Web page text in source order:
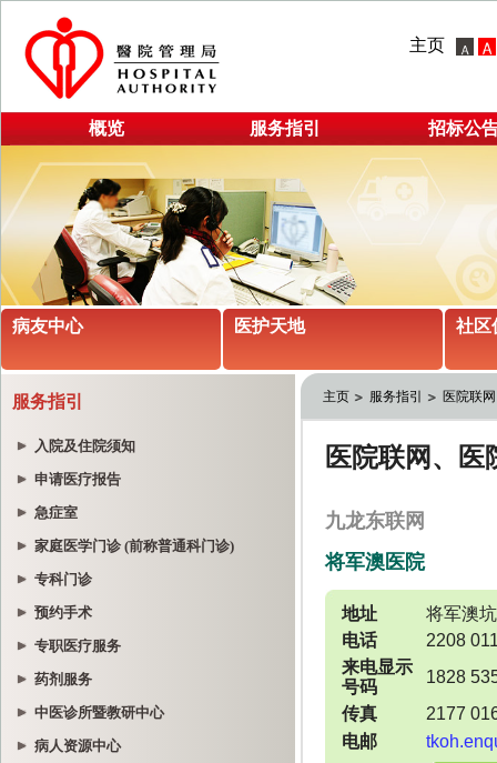
主页
概览 服务指引 招标公
病友中心 医护天地 社区
服务指引
入院及住院须知
申请医疗报告
急症室
家庭医学门诊 (前称普通科门诊)
专科门诊
预约手术
专职医疗服务
药剂服务
中医诊所暨教研中心
病人资源中心
主页 服务指引 医院联